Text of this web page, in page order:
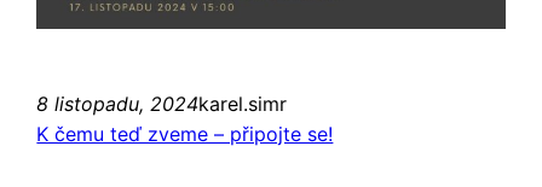
8 listopadu, 2024karel.simr
K čemu teď zveme – připojte se!